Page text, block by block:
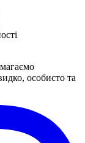
особисто та